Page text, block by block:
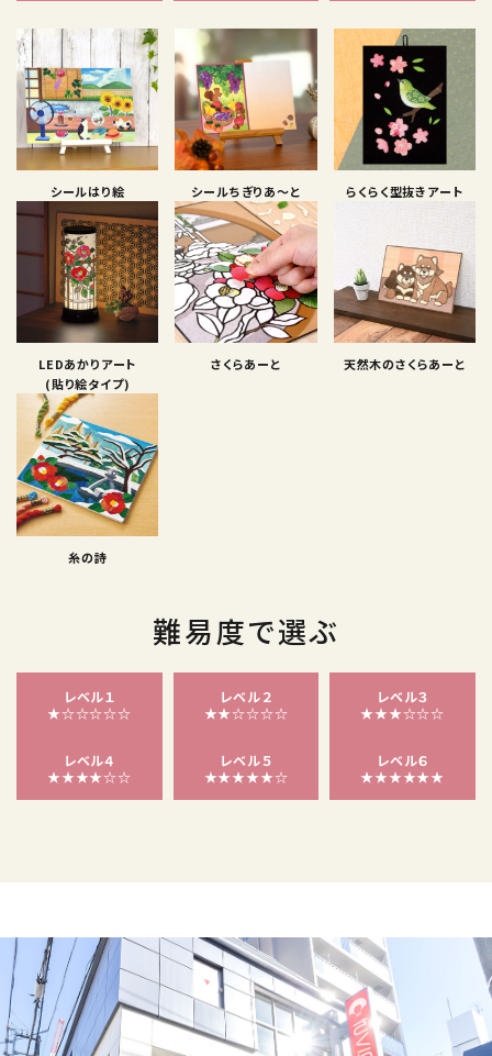
シールはり絵 シールちぎりあ〜と らくらく型抜きアート
LEDあかりアート
(貼り絵タイプ)
さくらあーと 天然木のさくらあーと
糸の詩
難易度で選ぶ
レベル１
★☆☆☆☆☆
レベル２
★★☆☆☆☆
レベル３
★★★☆☆☆
レベル４
★★★★☆☆
レベル５
★★★★★☆
レベル６
★★★★★★